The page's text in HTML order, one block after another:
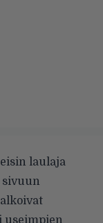
laulaja
sivuun
useimpien